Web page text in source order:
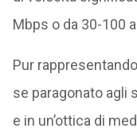
Mbps o da 30-100
Pur
se paragonato agli
e in un’ottica di